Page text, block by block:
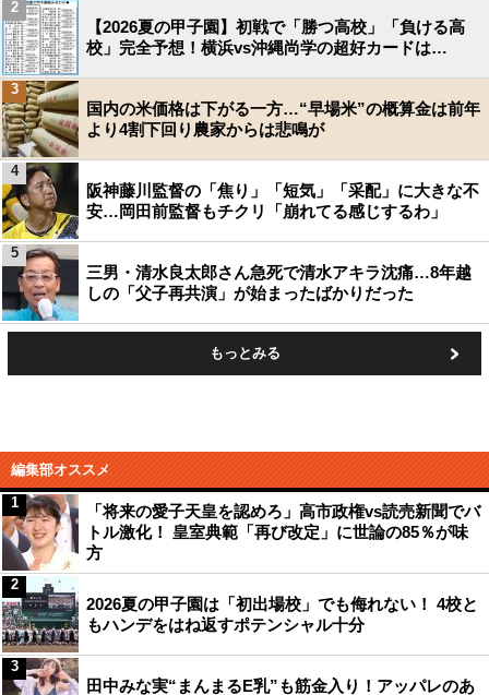
【2026夏の甲子園】初戦で「勝つ高校」「負ける高
校」完全予想！横浜vs沖縄尚学の超好カードは…
2
国内の米価格は下がる一方…“早場米”の概算金は前年
より4割下回り農家からは悲鳴が
3
阪神藤川監督の「焦り」「短気」「采配」に大きな不
安…岡田前監督もチクリ「崩れてる感じするわ」
4
三男・清水良太郎さん急死で清水アキラ沈痛…8年越
しの「父子再共演」が始まったばかりだった
5
もっとみる
編集部オススメ
「将来の愛子天皇を認めろ」高市政権vs読売新聞でバ
トル激化！ 皇室典範「再び改定」に世論の85％が味
方
1
2026夏の甲子園は「初出場校」でも侮れない！ 4校と
もハンデをはね返すポテンシャル十分
2
田中みな実“まんまるE乳”も筋金入り！アッパレのあ
3